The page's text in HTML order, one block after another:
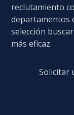
reclutamiento
departamentos
selección
más eficaz.
Solicitar